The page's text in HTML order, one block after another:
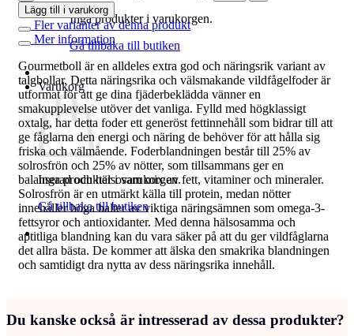
Inga produkter i varukorgen.
Gå tillbaka till butiken
Varukorg
Inga produkter i varukorgen.
Gå tillbaka till butiken
Lägg till i varukorg
Fler varianter av denna produkt
Mer information
Gourmetboll är en alldeles extra god och näringsrik variant av
talgbollar. Detta näringsrika och välsmakande vildfågelfoder är
utformat för att ge dina fjäderbeklädda vänner en
smakupplevelse utöver det vanliga. Fylld med högklassigt
oxtalg, har detta foder ett generöst fettinnehåll som bidrar till att
ge fåglarna den energi och näring de behöver för att hålla sig
friska och välmående. Foderblandningen består till 25% av
solrosfrön och 25% av nötter, som tillsammans ger en
balanserad och hälsosam mix av fett, vitaminer och mineraler.
Solrosfrön är en utmärkt källa till protein, medan nötter
innehåller höga halter av viktiga näringsämnen som omega-3-
fettsyror och antioxidanter. Med denna hälsosamma och
aptitliga blandning kan du vara säker på att du ger vildfåglarna
det allra bästa. De kommer att älska den smakrika blandningen
och samtidigt dra nytta av dess näringsrika innehåll.
Du kanske också är intresserad av dessa produkter?